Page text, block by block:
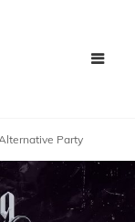
Party